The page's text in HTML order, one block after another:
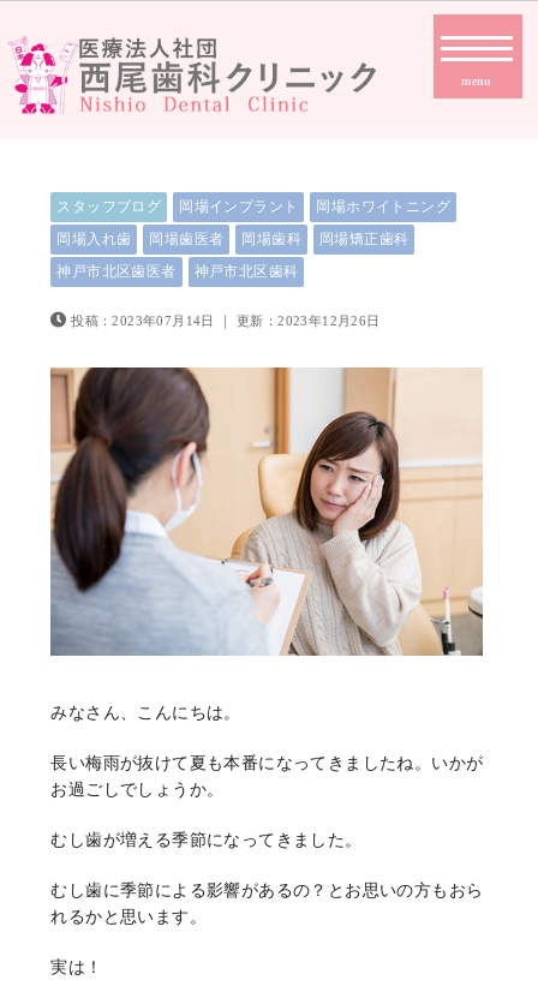
menu
スタッフブログ 岡場インプラント
岡場ホワイトニング
岡場入れ歯
岡場歯医者 岡場歯科
岡場矯正歯科
神戸市北区歯医者
神戸市北区歯科
投稿：2023年07月14日 ｜更新：2023年12月26日
みなさん、こんにちは。
長い梅雨が抜けて夏も本番になってきましたね。いかが
お過ごしでしょうか。
むし歯が増える季節になってきました。
むし歯に季節による影響があるの？とお思いの方もおら
れるかと思います。
実は！